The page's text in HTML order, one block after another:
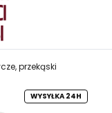
przekąski
WYSYŁKA 24H